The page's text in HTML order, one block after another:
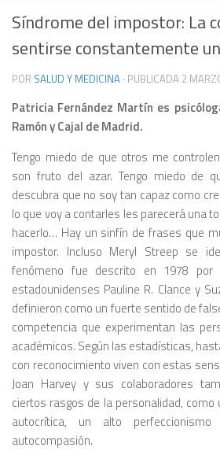
Síndrome del impostor: La
sentirse constantemente
POR SALUD Y MEDICINA · PUBLICADA 2
Patricia Fernández Martín es
Ramón y Cajal de Madrid.
Tengo miedo de que otros me
son fruto del azar. Tengo miedo de
descubra que no soy tan capaz como
lo que voy a contarles les parecerá una
hacerlo… Hay un sinfín de frases que
impostor. Incluso Meryl Streep se
fenómeno fue descrito en 1978 por
estadounidenses Pauline R. Clance y
definieron como un fuerte sentido de
competencia que experimentan las
académicos. Según las estadísticas,
con reconocimiento viven con estas
Joan Harvey y sus colaboradores
ciertos rasgos de la personalidad,
autocrítica, un alto
autocompasión.